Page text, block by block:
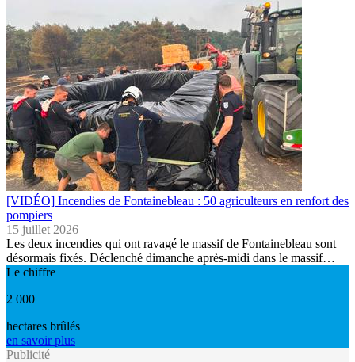
[VIDÉO] Incendies de Fontainebleau : 50 agriculteurs en renfort des
pompiers
15 juillet 2026
Les deux incendies qui ont ravagé le massif de Fontainebleau sont
désormais fixés. Déclenché dimanche après-midi dans le massif…
Le chiffre
2 000
hectares brûlés
en savoir plus
Publicité